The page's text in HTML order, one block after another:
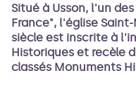
Situé à Usson, l'un
France", l'église
siècle est inscrite à
Historiques et recèle
classés Monuments